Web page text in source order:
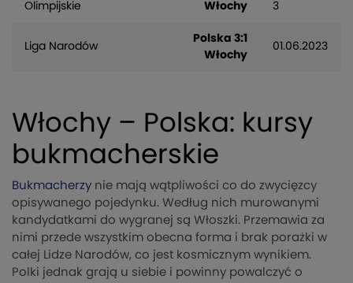
Olimpijskie
Włochy
3
Liga Narodów
Polska 3:1
Włochy
01.06.2023
Włochy – Polska: kursy
bukmacherskie
Bukmacherzy nie mają wątpliwości co do zwycięzcy
opisywanego pojedynku. Według nich murowanymi
kandydatkami do wygranej są Włoszki. Przemawia za
nimi przede wszystkim obecna forma i brak porażki w
całej Lidze Narodów, co jest kosmicznym wynikiem.
Polki jednak grają u siebie i powinny powalczyć o